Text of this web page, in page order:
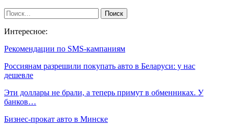
Интересное:
Рекомендации по SMS-кампаниям
Россиянам разрешили покупать авто в Беларуси: у нас
дешевле
Эти доллары не брали, а теперь примут в обменниках. У
банков…
Бизнес-прокат авто в Минске